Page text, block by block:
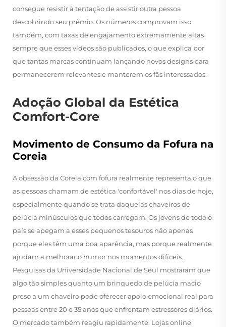
consegue resistir à tentação de assistir outra pessoa
descobrindo seu prêmio. Os números comprovam isso
também, com taxas de engajamento extremamente altas
sempre que esses vídeos são publicados, o que explica por
que tantas marcas continuam lançando novos designs para
permanecerem relevantes e manterem os fãs interessados.
Adoção Global da Estética
Comfort-Core
Movimento de Consumo da Fofura na
Coreia
A obsessão da Coreia com fofura realmente representa o que
as pessoas chamam de estética 'confortável' nos dias de hoje,
especialmente quando se trata daquelas chaveiros de
pelúcia minúsculos que todos carregam. Os jovens de todo o
país se apegam a esses pequenos tesouros não apenas
porque eles têm uma boa aparência, mas porque realmente
ajudam a melhorar o humor nos momentos difíceis.
Pesquisas da Universidade Nacional de Seul mostraram que
algo tão simples quanto um brinquedo de pelúcia macio
preso a um chaveiro pode oferecer apoio emocional real para
pessoas entre 20 e 35 anos que enfrentam estressores diários.
O mercado também reagiu rapidamente. Lojas online